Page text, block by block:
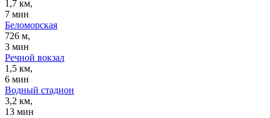
1,7 км,
7 мин
Беломорская
726 м,
3 мин
Речной вокзал
1,5 км,
6 мин
Водный стадион
3,2 км,
13 мин